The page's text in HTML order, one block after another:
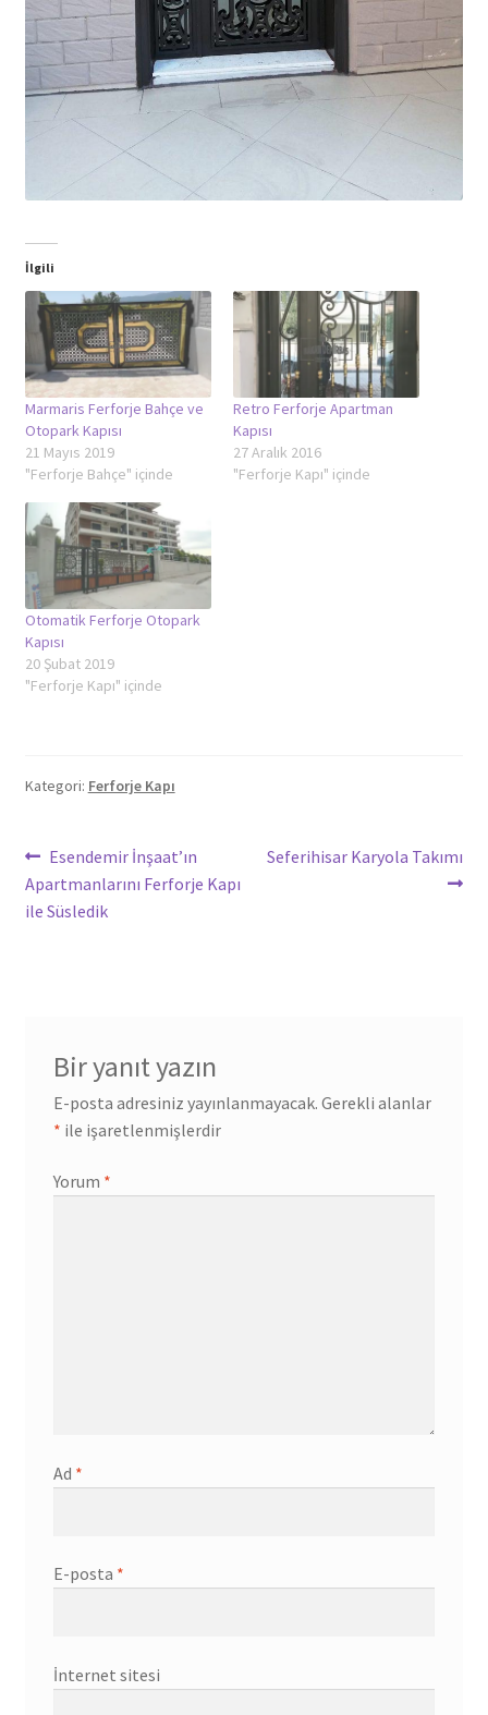
İlgili
Marmaris Ferforje Bahçe ve
Otopark Kapısı
21 Mayıs 2019
"Ferforje Bahçe" içinde
Retro Ferforje Apartman
Kapısı
27 Aralık 2016
"Ferforje Kapı" içinde
Otomatik Ferforje Otopark
Kapısı
20 Şubat 2019
"Ferforje Kapı" içinde
Kategori: Ferforje Kapı
Yazı
gezinmesi
Önceki
yazı:
Esendemir İnşaat’ın
Apartmanlarını Ferforje Kapı
ile Süsledik
Sonraki
Seferihisar Karyola Takımı
Bir yanıt yazın
E-posta adresiniz yayınlanmayacak. Gerekli alanlar
* ile işaretlenmişlerdir
Yorum *
Ad *
E-posta *
İnternet sitesi